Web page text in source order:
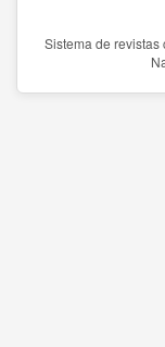
Sistema de